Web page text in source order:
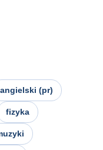
angielski (pr)
fizyka